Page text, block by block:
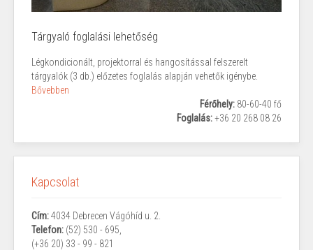
Tárgyaló foglalási lehetőség
Légkondicionált, projektorral és hangosítással felszerelt
tárgyalók (3 db.) előzetes foglalás alapján vehetők igénybe.
Bővebben
Férőhely: 80-60-40 fő
Foglalás:+36 20 268 08 26
Kapcsolat
Cím:4034 Debrecen Vágóhíd u. 2.
Telefon: (52) 530 - 695,
(+36 20) 33 - 99 - 821